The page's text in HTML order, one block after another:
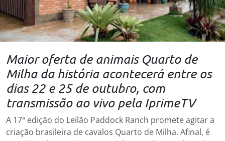
Maior oferta de animais Quarto de
Milha da história acontecerá entre os
dias 22 e 25 de outubro, com
transmissão ao vivo pela IprimeTV
A 17ª edição do Leilão Paddock Ranch promete agitar a
criação brasileira de cavalos Quarto de Milha. Afinal, é